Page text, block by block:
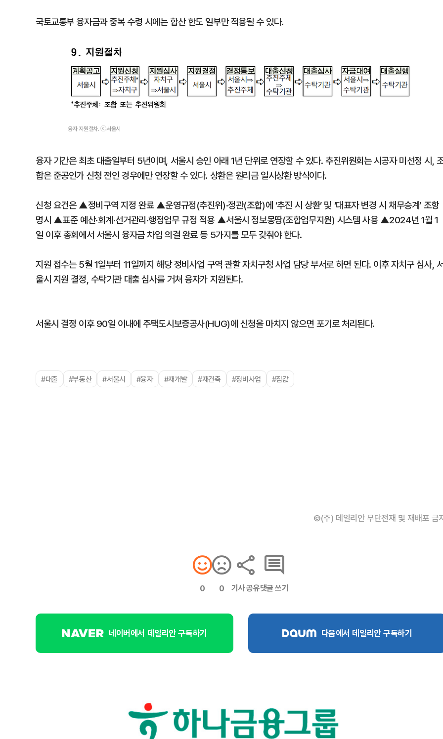
국토교통부 융자금과 중복 수령 시에는 합산 한도 일부만 적용될 수 있다.
융자 지원철차. ⓒ서울시
융자 기간은 최초 대출일부터 5년이며, 서울시 승인 아래 1년 단위로 연장할 수 있다. 추진위원회는 시공자 미선정 시,
합은 준공인가 신청 전인 경우에만 연장할 수 있다. 상환은 원리금 일시상환 방식이다.
신청 요건은 ▲정비구역 지정 완료 ▲운영규정(추진위)·정관(조합)에 ‘추진 시 상환’ 및 ‘대표자 변경 시 채무승계’ 조항
명시 ▲표준 예산·회계·선거관리·행정업무 규정 적용 ▲서울시 정보몽땅(조합업무지원) 시스템 사용 ▲2024년 1월 1
일 이후 총회에서 서울시 융자금 차입 의결 완료 등 5가지를 모두 갖춰야 한다.
지원 접수는 5월 1일부터 11일까지 해당 정비사업 구역 관할 자치구청 사업 담당 부서로 하면 된다. 이후 자치구 심사,
울시 지원 결정, 수탁기관 대출 심사를 거쳐 융자가 지원된다.
서울시 결정 이후 90일 이내에 주택도시보증공사(HUG)에 신청을 마치지 않으면 포기로 처리된다.
#대출 #부동산 #서울시 #융자 #재개발 #재건축 #정비사업 #집값
©(주) 데일리안 무단전재 및 재배포 금
0 0 기사 공유댓글 쓰기
네이버에서 데일리안 구독하기 다음에서 데일리안 구독하기